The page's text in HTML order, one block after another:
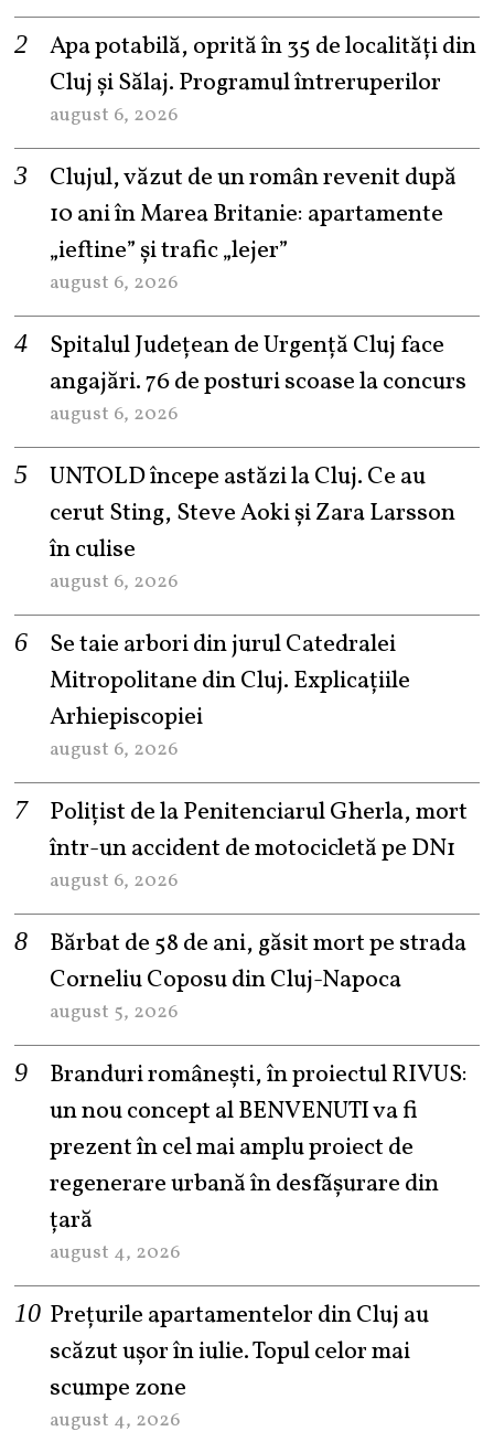
Apa potabilă, oprită în 35 de localități din
Cluj și Sălaj. Programul întreruperilor
august 6, 2026
Clujul, văzut de un român revenit după
10 ani în Marea Britanie: apartamente
„ieftine” și trafic „lejer”
august 6, 2026
Spitalul Județean de Urgență Cluj face
angajări. 76 de posturi scoase la concurs
august 6, 2026
UNTOLD începe astăzi la Cluj. Ce au
cerut Sting, Steve Aoki și Zara Larsson
în culise
august 6, 2026
Se taie arbori din jurul Catedralei
Mitropolitane din Cluj. Explicațiile
Arhiepiscopiei
august 6, 2026
Polițist de la Penitenciarul Gherla, mort
într-un accident de motocicletă pe DN1
august 6, 2026
Bărbat de 58 de ani, găsit mort pe strada
Corneliu Coposu din Cluj-Napoca
august 5, 2026
Branduri românești, în proiectul RIVUS:
un nou concept al BENVENUTI va fi
prezent în cel mai amplu proiect de
regenerare urbană în desfășurare din
țară
august 4, 2026
Prețurile apartamentelor din Cluj au
scăzut ușor în iulie. Topul celor mai
scumpe zone
august 4, 2026